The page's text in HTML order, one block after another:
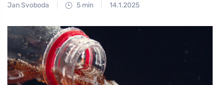
Jan Svoboda 5 min 14.1.2025